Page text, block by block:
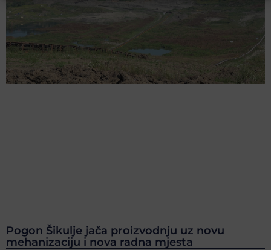
Pogon Šikulje jača proizvodnju uz novu
mehanizaciju i nova radna mjesta